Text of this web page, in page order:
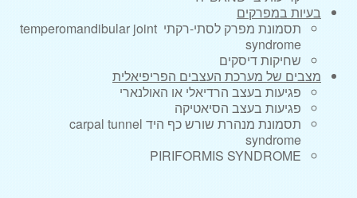
בעיות במפרקים
תסמונת מפרק לסתי-רקתי temperomandibular joint
syndrome
שחיקות דיסקים
מצבים של מערכת העצבים הפריפיאלית
פגיעות בעצב הרדיאלי או האולנארי
פגיעות בעצב הסיאטיקה
תסמונת מנהרת שורש כף היד carpal tunnel
syndrome
PIRIFORMIS SYNDROME